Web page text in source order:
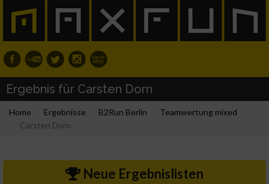
Ergebnis für Carsten Dorn
Home Ergebnisse B2Run Berlin
Teamwertung mixed
Carsten Dorn
Neue Ergebnislisten